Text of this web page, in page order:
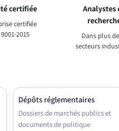
certifiée
certifiée
9001-2015
Analystes
Dans plus
secteurs
Dépôts réglementaires
Dossiers de marchés publics et
documents de politique